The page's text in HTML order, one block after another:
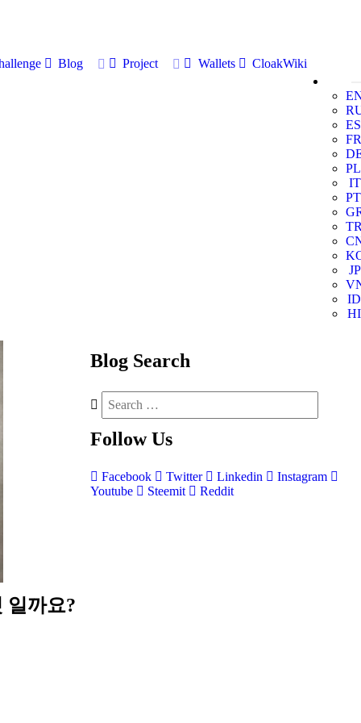
Blog Project Wallets
CloakWiki
ES
FR
PL
IT
PT
JP
ID
HI
일까요?
Blog Search
Follow Us
Facebook Twitter Linkedin
Instagram
Youtube
Steemit Reddit